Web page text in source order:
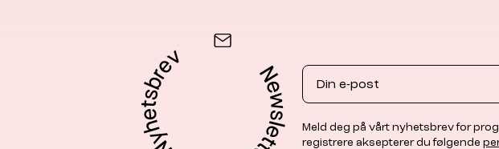
Email
Meld deg på vårt nyhetsbrev for
registrere aksepterer du følgende